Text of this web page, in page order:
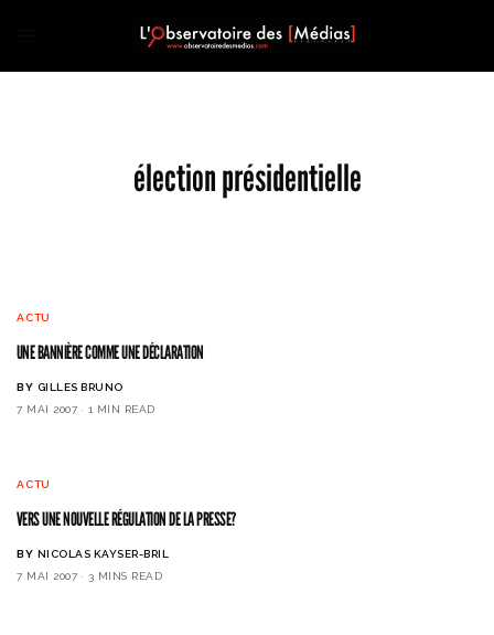
élection présidentielle
ACTU
UNE BANNIÈRE COMME UNE DÉCLARATION
BY GILLES BRUNO
7 MAI 2007
1 MIN READ
ACTU
VERS UNE NOUVELLE RÉGULATION DE LA PRESSE?
BY NICOLAS KAYSER-BRIL
7 MAI 2007
3 MINS READ